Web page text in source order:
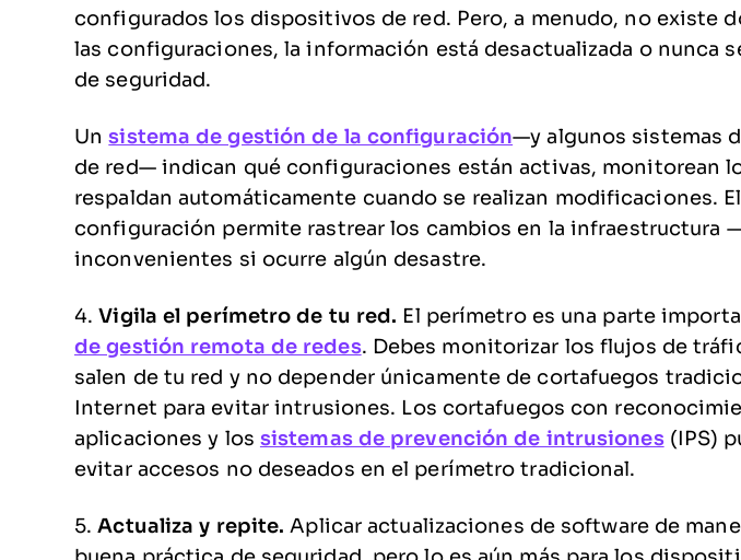
configurados los dispositivos de red. Pero, a menudo, no existe
las configuraciones, la información está desactualizada o nunca
de seguridad.
Unsistema de gestión de la configuración—y algunos sistemas
de red— indican qué configuraciones están activas, monitorean
respaldan automáticamente cuando se realizan modificaciones.
configuración permite rastrear los cambios en la infraestructura
inconvenientes si ocurre algún desastre.
4.Vigila el perímetro de tu red. El perímetro es una parte
de gestión remota de redes. Debes monitorizar los flujos de
salen de tu red y no depender únicamente de cortafuegos
Internet para evitar intrusiones. Los cortafuegos con
aplicaciones y los sistemas de prevención de intrusiones(IPS)
evitar accesos no deseados en el perímetro tradicional.
5.Actualiza y repite. Aplicar actualizaciones de software de